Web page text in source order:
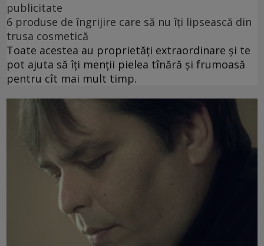
publicitate
6 produse de îngrijire care să nu îți lipsească din
trusa cosmetică
Toate acestea au proprietăți extraordinare și te
pot ajuta să îți menții pielea tînără și frumoasă
pentru cît mai mult timp.